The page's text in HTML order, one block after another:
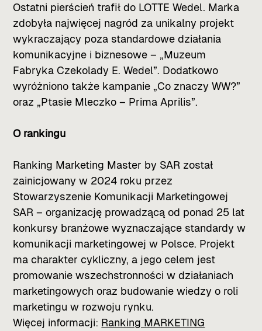
Ostatni pierścień trafił do LOTTE Wedel. Marka
zdobyła najwięcej nagród za unikalny projekt
wykraczający poza standardowe działania
komunikacyjne i biznesowe – „Muzeum
Fabryka Czekolady E. Wedel”. Dodatkowo
wyróżniono także kampanie „Co znaczy WW?”
oraz „Ptasie Mleczko – Prima Aprilis”.
O rankingu
Ranking Marketing Master by SAR został
zainicjowany w 2024 roku przez
Stowarzyszenie Komunikacji Marketingowej
SAR – organizację prowadzącą od ponad 25 lat
konkursy branżowe wyznaczające standardy w
komunikacji marketingowej w Polsce. Projekt
ma charakter cykliczny, a jego celem jest
promowanie wszechstronności w działaniach
marketingowych oraz budowanie wiedzy o roli
marketingu w rozwoju rynku.
Więcej informacji: Ranking MARKETING